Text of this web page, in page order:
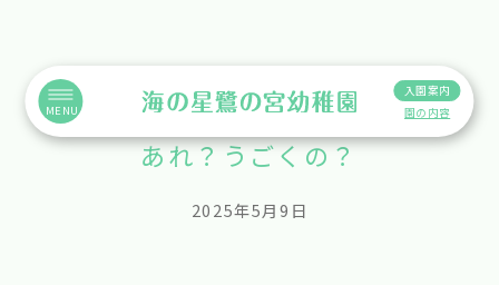
MENU
入園案内
園の内容
あれ？うごくの？
2025年5月9日